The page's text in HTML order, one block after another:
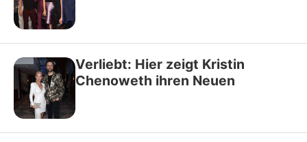
Verliebt: Hier zeigt Kristin
Chenoweth ihren Neuen